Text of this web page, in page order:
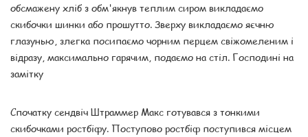
обсмажену хліб з обм'якнув теплим сиром викладаємо
скибочки шинки або прошутто. Зверху викладаємо яєчню
глазунью, злегка посипаємо чорним перцем свіжомеленим і
відразу, максимально гарячим, подаємо на стіл. Господині на
замітку
Спочатку сендвіч Штраммер Макс готувався з тонкими
скибочками ростбіфу. Поступово ростбіф поступився місцем